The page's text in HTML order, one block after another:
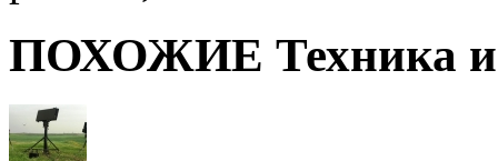
ПОХОЖИЕ Техника и